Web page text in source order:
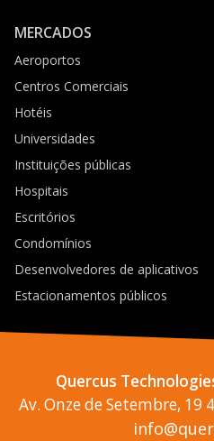
MERCADOS
Aeroportos
Centros Comerciais
Hotéis
Universidades
Instituições públicas
Hospitais
Escritórios
Condomínios
Desenvolvedores de aplicativos
Estacionamentos públicos
Quercus
Av. Onze de Setembre, 19